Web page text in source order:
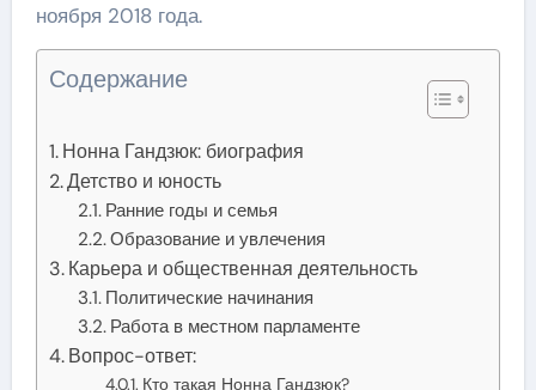
ноября 2018 года.
Содержание
Нонна Гандзюк: биография
Детство и юность
Ранние годы и семья
Образование и увлечения
Карьера и общественная деятельность
Политические начинания
Работа в местном парламенте
Вопрос-ответ:
Кто такая Нонна Гандзюк?